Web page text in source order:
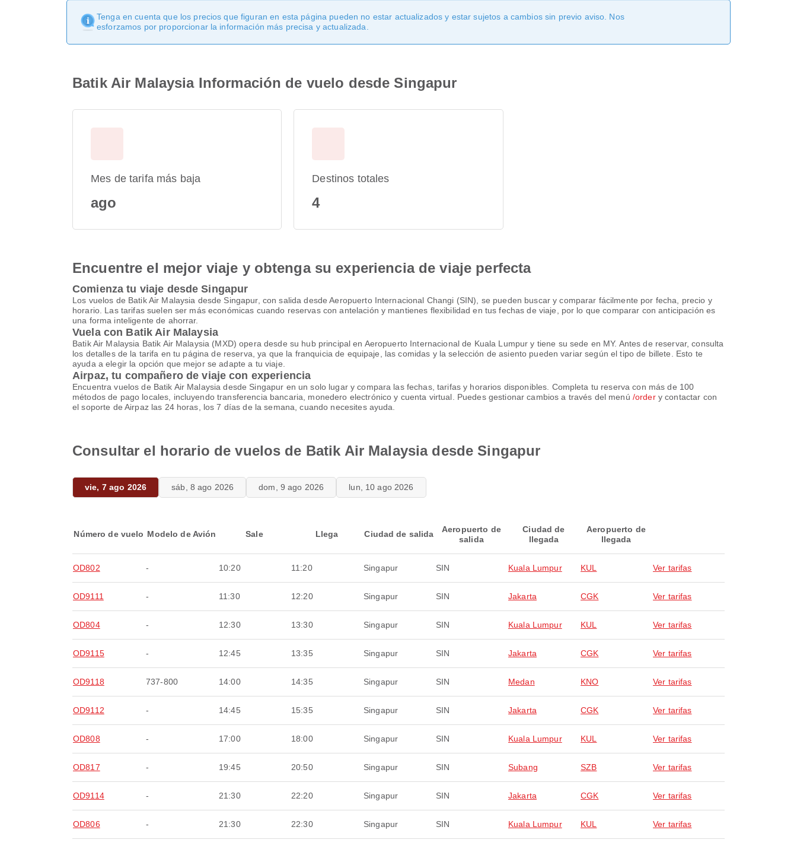
Tenga en cuenta que los precios que figuran en esta página pueden no estar actualizados y estar sujetos a cambios sin previo aviso. Nos
esforzamos por proporcionar la información más precisa y actualizada.
Batik Air Malaysia Información de vuelo desde Singapur
Mes de tarifa más baja
ago
Destinos totales
4
Encuentre el mejor viaje y obtenga su experiencia de viaje perfecta
Comienza tu viaje desde Singapur
Los vuelos de Batik Air Malaysia desde Singapur, con salida desde Aeropuerto Internacional Changi (SIN), se pueden buscar y comparar fácilmente por fecha, precio y
horario. Las tarifas suelen ser más económicas cuando reservas con antelación y mantienes flexibilidad en tus fechas de viaje, por lo que comparar con anticipación es
una forma inteligente de ahorrar.
Vuela con Batik Air Malaysia
Batik Air Malaysia Batik Air Malaysia (MXD) opera desde su hub principal en Aeropuerto Internacional de Kuala Lumpur y tiene su sede en MY. Antes de reservar, consulta
los detalles de la tarifa en tu página de reserva, ya que la franquicia de equipaje, las comidas y la selección de asiento pueden variar según el tipo de billete. Esto te
ayuda a elegir la opción que mejor se adapte a tu viaje.
Airpaz, tu compañero de viaje con experiencia
Encuentra vuelos de Batik Air Malaysia desde Singapur en un solo lugar y compara las fechas, tarifas y horarios disponibles. Completa tu reserva con más de 100
métodos de pago locales, incluyendo transferencia bancaria, monedero electrónico y cuenta virtual. Puedes gestionar cambios a través del menú /ordery contactar con
el soporte de Airpaz las 24 horas, los 7 días de la semana, cuando necesites ayuda.
Consultar el horario de vuelos de Batik Air Malaysia desde Singapur
vie, 7 ago 2026 sáb, 8 ago 2026 dom, 9 ago 2026 lun, 10 ago 2026
Número de vuelo Modelo de Avión Sale Llega Ciudad de salida
Aeropuerto de
salida
Ciudad de
llegada
Aeropuerto de
llegada
OD802 - 10:20 11:20 Singapur SIN Kuala Lumpur KUL Ver tarifas
OD9111 - 11:30 12:20 Singapur SIN Jakarta CGK Ver tarifas
OD804 - 12:30 13:30 Singapur SIN Kuala Lumpur KUL Ver tarifas
OD9115 - 12:45 13:35 Singapur SIN Jakarta CGK Ver tarifas
OD9118 737-800 14:00 14:35 Singapur SIN Medan KNO Ver tarifas
OD9112 - 14:45 15:35 Singapur SIN Jakarta CGK Ver tarifas
OD808 - 17:00 18:00 Singapur SIN Kuala Lumpur KUL Ver tarifas
OD817 - 19:45 20:50 Singapur SIN Subang SZB Ver tarifas
OD9114 - 21:30 22:20 Singapur SIN Jakarta CGK Ver tarifas
OD806 - 21:30 22:30 Singapur SIN Kuala Lumpur KUL Ver tarifas